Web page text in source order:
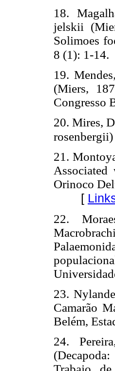
18.
jelskii
Solimoes
8 (1): 1-14.
19.
(Miers,
Congresso
20. Mires,
21.
Orinoco
[
22.
23.
Camarão
Belém,
24.